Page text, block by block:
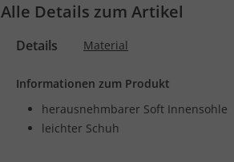
Alle Details zum Artikel
Details Material
Informationen zum Produkt
herausnehmbarer Soft Innensohle
leichter Schuh